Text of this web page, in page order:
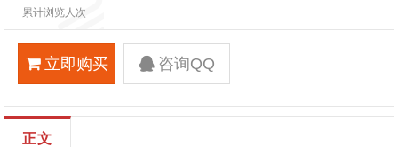
累计浏览人次
立即购买 咨询QQ
正文